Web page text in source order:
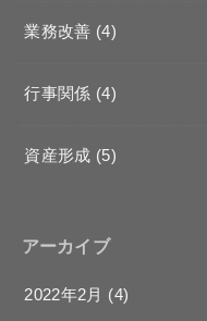
業務改善 (4)
行事関係 (4)
資産形成 (5)
アーカイブ
2022年2月 (4)